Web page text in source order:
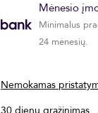
Mėnesio
Minimalus
24 mėnesių.
Nemokamas